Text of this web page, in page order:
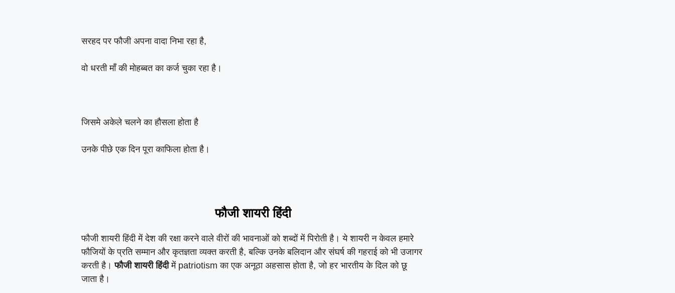
सरहद पर फौजी अपना वादा निभा रहा है,
वो धरती माँ की मोहब्बत का कर्ज चुका रहा है।
जिसमे अकेले चलने का हौसला होता है
उनके पीछे एक दिन पूरा काफिला होता है।
फौजी शायरी हिंदी
फौजी शायरी हिंदी में देश की रक्षा करने वाले वीरों की भावनाओं को शब्दों में पिरोती है। ये शायरी न केवल हमारे
फौजियों के प्रति सम्मान और कृतज्ञता व्यक्त करती है, बल्कि उनके बलिदान और संघर्ष की गहराई को भी उजागर
करती है।फौजी शायरी हिंदीमें patriotism का एक अनूठा अहसास होता है, जो हर भारतीय के दिल को छू
जाता है।